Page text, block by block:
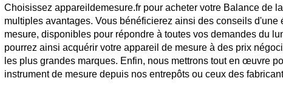
Choisissez appareildemesure.fr pour acheter votre Balance de
multiples avantages. Vous bénéficierez ainsi des conseils d'une
mesure, disponibles pour répondre à toutes vos demandes du
pourrez ainsi acquérir votre appareil de mesure à des prix
les plus grandes marques. Enfin, nous mettrons tout en œuvre
instrument de mesure depuis nos entrepôts ou ceux des